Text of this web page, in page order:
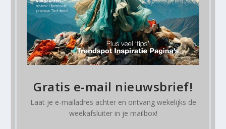
Gratis e-mail nieuwsbrief!
Laat je e-mailadres achter en ontvang wekelijks de
weekafsluiter in je mailbox!